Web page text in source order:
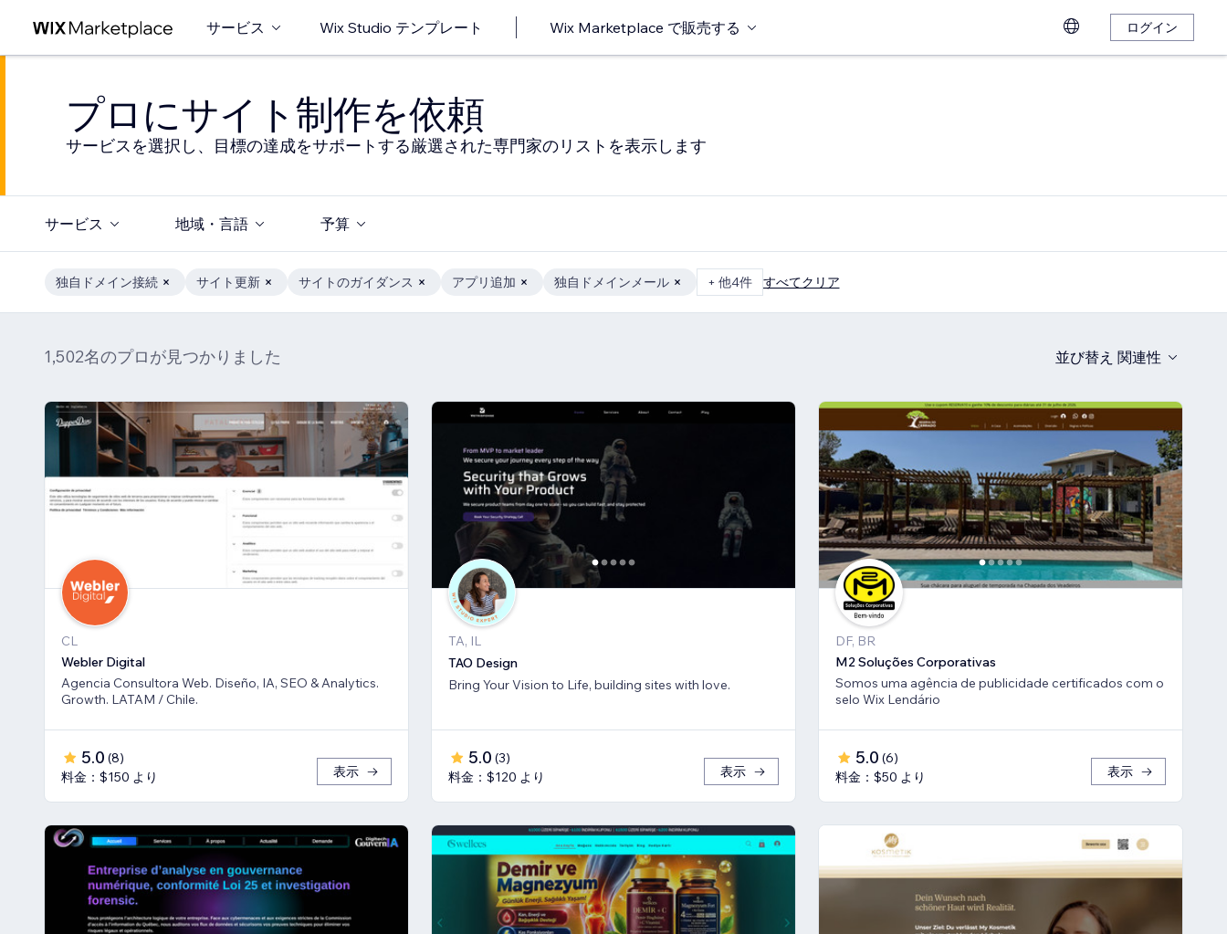
サービス Wix Studio テンプレート Wix Marketplace で販売する ログイン
プロにサイト制作を依頼
サービスを選択し、目標の達成をサポートする厳選された専門家のリストを表示します
サービス 地域・言語 予算
独自ドメイン接続 サイト更新 サイトのガイダンス アプリ追加 独自ドメインメール + 他4件 すべてクリア
1,502名のプロが見つかりました 並び替え 関連性
CL
Webler Digital
Agencia Consultora Web. Diseño, IA, SEO & Analytics.
Growth. LATAM / Chile.
5.0 (8)
料金：$150 より
表示
TA, IL
TAO Design
Bring Your Vision to Life, building sites with love.
5.0 (3)
料金：$120 より
表示
DF, BR
M2 Soluções Corporativas
Somos uma agência de publicidade certificados com o
selo Wix Lendário
5.0 (6)
料金：$50 より
表示